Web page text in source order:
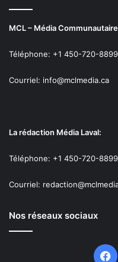
MCL – Média
Téléphone: +1 450-720-8899
Courriel: info@mclmedia.ca
La rédaction Média Laval:
Téléphone: +1 450-720-
Courriel:
Nos réseaux sociaux